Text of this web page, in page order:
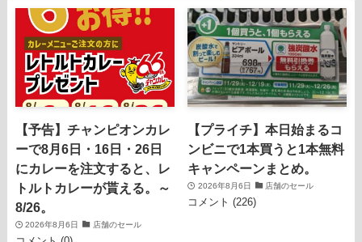
【予告】チャンピオンカレ
ーで8月6日・16日・26日
にカレーを注文すると、レ
トルトカレーが貰える。～
8/26。
2026年8月6日 店舗のセール
【プライチ】本日始まるコ
ンビニで1本買うと1本無料
キャンペーンまとめ。
2026年8月6日 店舗のセール
コメント (226)